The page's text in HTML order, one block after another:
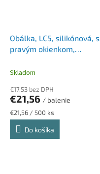
Obálka, LC5, silikónová, s
pravým okienkom,
Skladom
€17,53 bez DPH
€21,56 / balenie
Jednotková
cena:
€21,56 / 500 ks
Do košíka